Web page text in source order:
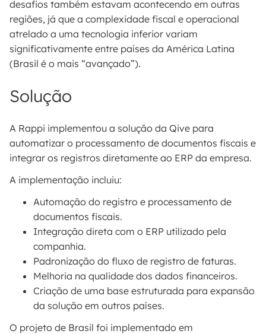
desafios também estavam acontecendo em outras
regiões, já que a complexidade fiscal e operacional
atrelado a uma tecnologia inferior variam
significativamente entre países da América Latina
(Brasil é o mais “avançado”).
Solução
A Rappi implementou a solução da Qive para
automatizar o processamento de documentos fiscais e
integrar os registros diretamente ao ERP da empresa.
A implementação incluiu:
Automação do registro e processamento de
documentos fiscais.
Integração direta com o ERP utilizado pela
companhia.
Padronização do fluxo de registro de faturas.
Melhoria na qualidade dos dados financeiros.
Criação de uma base estruturada para expansão
da solução em outros países.
O projeto de Brasil foi implementado em